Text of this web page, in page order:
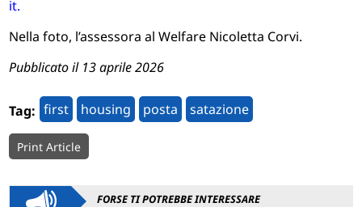
it.
Nella foto, l’assessora al Welfare Nicoletta Corvi.
Pubblicato il 13 aprile 2026
Tag: first housing posta satazione
Print Article
FORSE TI POTREBBE INTERESSARE